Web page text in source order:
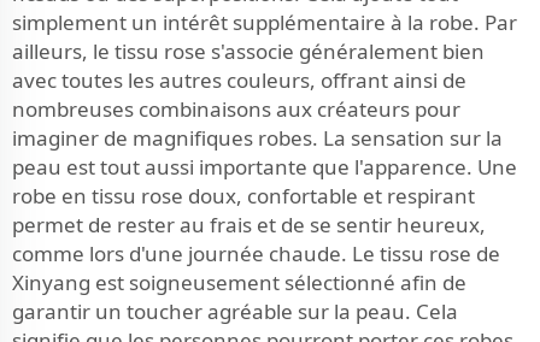
simplement un intérêt supplémentaire à la robe. Par
ailleurs, le tissu rose s'associe généralement bien
avec toutes les autres couleurs, offrant ainsi de
nombreuses combinaisons aux créateurs pour
imaginer de magnifiques robes. La sensation sur la
peau est tout aussi importante que l'apparence. Une
robe en tissu rose doux, confortable et respirant
permet de rester au frais et de se sentir heureux,
comme lors d'une journée chaude. Le tissu rose de
Xinyang est soigneusement sélectionné afin de
garantir un toucher agréable sur la peau. Cela